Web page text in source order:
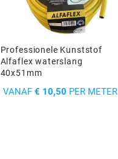
Professionele Kunststof
Alfaflex waterslang
40x51mm
VANAF € 10,50 PER METER
PRIJS